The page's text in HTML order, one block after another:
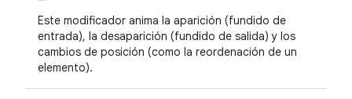
Este modificador anima la aparición (fundido de
entrada), la desaparición (fundido de salida) y los
cambios de posición (como la reordenación de un
elemento).